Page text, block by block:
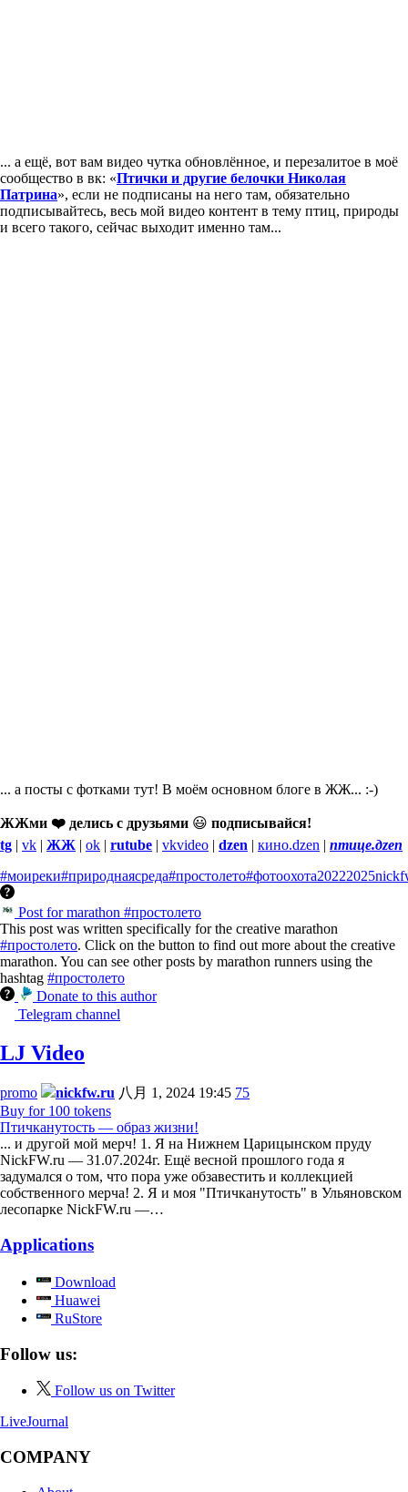
... а ещё, вот вам видео чутка обновлённое, и перезалитое в моё
сообщество в вк: «Птички и другие белочки Николая
Патрина», если не подписаны на него там, обязательно
подписывайтесь, весь мой видео контент в тему птиц, природы
и всего такого, сейчас выходит именно там...
... а посты с фотками тут! В моём основном блоге в ЖЖ... :-)
ЖЖми ❤️ делись с друзьями 😃 подписывайся!
tg | vk | ЖЖ | ok | rutube | vkvideo | dzen | кино.dzen | птице.дzen
#моиреки#природнаясреда#простолето#фотоохота20222025
Post for marathon #простолето
This post was written specifically for the creative marathon
#простолето. Click on the button to find out more about the creative
marathon. You can see other posts by marathon runners using the
hashtag #простолето
Donate to this author
Telegram channel
LJ Video
promo nickfw.ru 八月 1, 2024 19:45 75
Buy for 100 tokens
Птичканутость — образ жизни!
... и другой мой мерч! 1. Я на Нижнем Царицынском пруду
NickFW.ru — 31.07.2024г. Ещё весной прошлого года я
задумался о том, что пора уже обзавестить и коллекцией
собственного мерча! 2. Я и моя "Птичканутость" в Ульяновском
лесопарке NickFW.ru —…
Applications
Download
Huawei
RuStore
Follow us:
Follow us on Twitter
LiveJournal
COMPANY